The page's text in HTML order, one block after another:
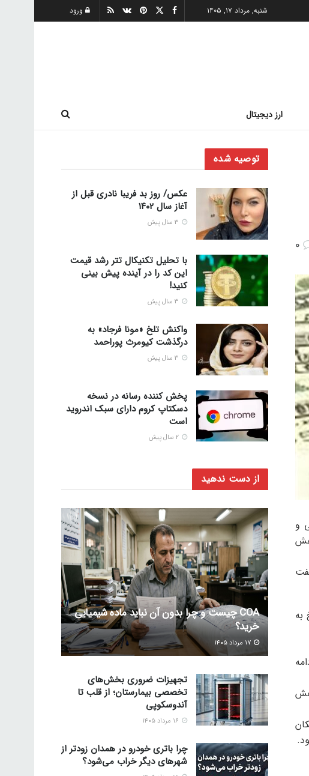
شنبه, مرداد ۱۷, ۱۴۰۵ ورود
ارز دیجیتال
و
۳۳ سنت رسید. نفت
به
توصیه شده
عکس/ روز بد فریبا نادری قبل از
آغاز سال ۱۴۰۲
با تحلیل تکنیکال تتر رشد قیمت
این کد را در آینده پیش بینی
کنید!
واکنش تلخ «مونا فرجاد» به
درگذشت کیومرث پوراحمد
پخش کننده رسانه در نسخه
دسکتاپ کروم دارای سبک اندروید
است
از دست ندهید
COA چیست و چرا بدون آن نباید ماده شیمیایی
خرید؟
تجهیزات ضروری بخش‌های
تخصصی بیمارستان؛ از قلب تا
آندوسکوپی
چرا باتری خودرو در همدان زودتر از
شهرهای دیگر خراب می‌شود؟